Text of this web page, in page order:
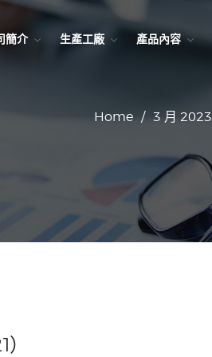
簡介 生產工廠 產品內容
Home / 3 月 2023